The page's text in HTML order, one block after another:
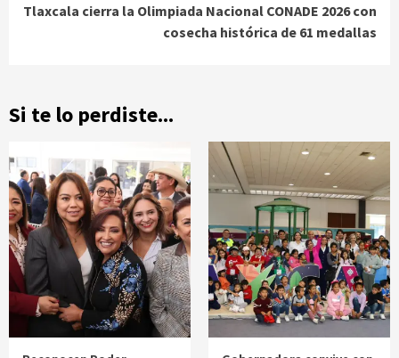
Tlaxcala cierra la Olimpiada Nacional CONADE 2026 con
cosecha histórica de 61 medallas
Si te lo perdiste...